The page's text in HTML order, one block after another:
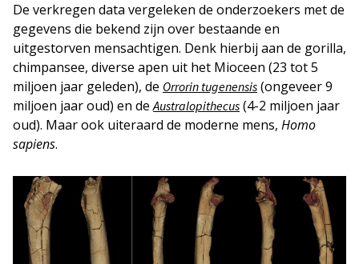
De verkregen data vergeleken de onderzoekers met de
gegevens die bekend zijn over bestaande en
uitgestorven mensachtigen. Denk hierbij aan de gorilla,
chimpansee, diverse apen uit het Mioceen (23 tot 5
miljoen jaar geleden), de Orrorin tugenensis (ongeveer 9
miljoen jaar oud) en deAustralopithecus (4-2 miljoen jaar
oud). Maar ook uiteraard de moderne mens, Homo
sapiens.